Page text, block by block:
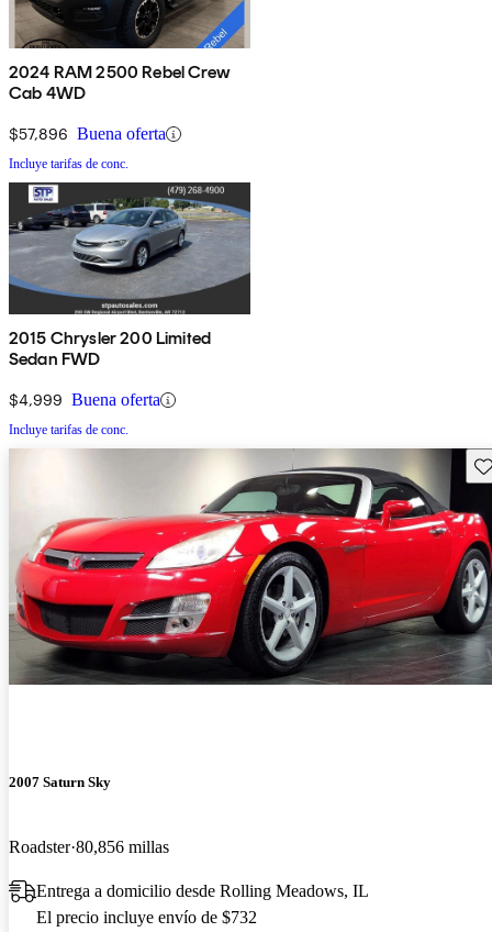
2024 RAM 2500 Rebel Crew
Cab 4WD
$57,896 Buena oferta
Incluye tarifas de conc.
2015 Chrysler 200 Limited
Sedan FWD
$4,999 Buena oferta
Incluye tarifas de conc.
2007 Saturn Sky
Roadster 80,856 millas
Entrega a domicilio desde Rolling Meadows, IL
El precio incluye envío de $732